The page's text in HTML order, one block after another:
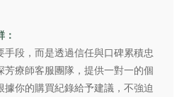
手段，而是透過信任與口碑累積忠
芳療師客服團隊，提供一對一的個
據你的購買紀錄給予建議，不強迫